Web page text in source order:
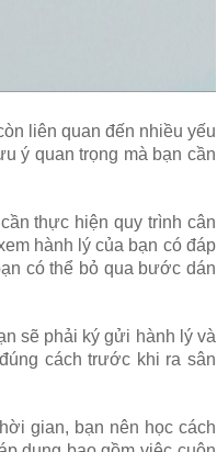
liên quan đến nhiều yếu
ý quan trọng mà bạn cần
thực hiện quy trình cân
hành lý của bạn có đáp
có thể bỏ qua bước dán
sẽ phải ký gửi hành lý và
cách trước khi ra sân
gian, bạn nên học cách